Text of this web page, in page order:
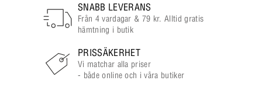
SNABB LEVERANS
Från 4 vardagar & 79 kr. Alltid gratis
hämtning i butik
PRISSÄKERHET
Vi matchar alla priser
- både online och i våra butiker